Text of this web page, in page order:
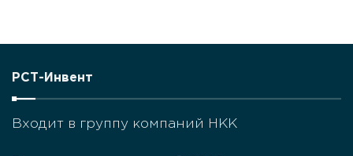
РСТ-Инвент
Входит в группу компаний НКК